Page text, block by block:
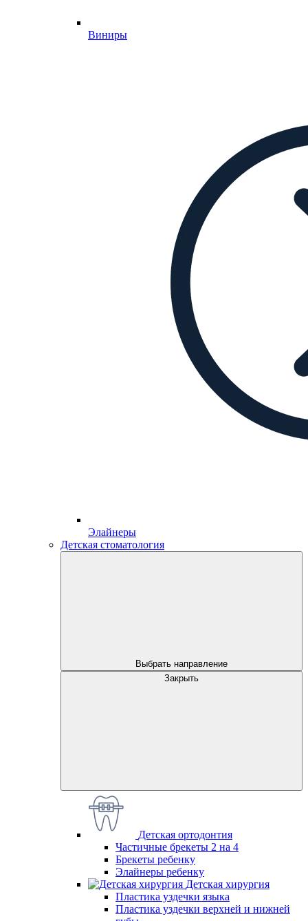
Виниры
Элайнеры
Детская стоматология
Выбрать направление
Закрыть
Детская ортодонтия
Частичные брекеты 2 на 4
Брекеты ребенку
Элайнеры ребенку
Детская хирургия
Пластика уздечки языка
Пластика уздечки верхней и нижней